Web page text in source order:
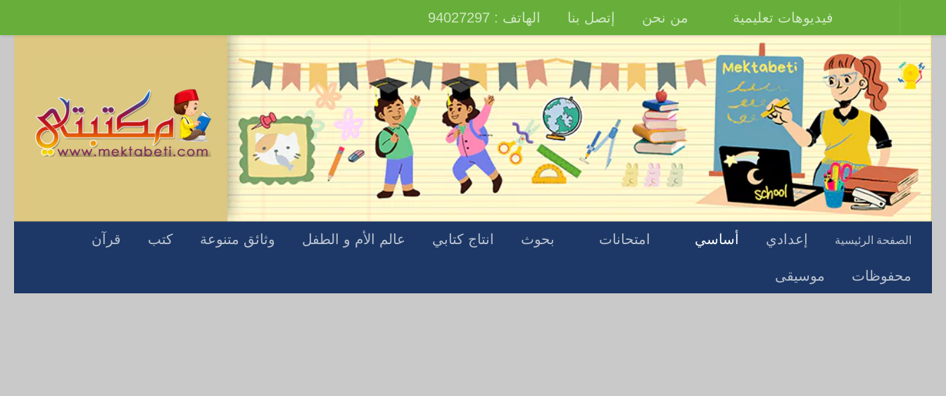
فيديوهات تعليمية من نحن إتصل بنا الهاتف : 94027297
الصفحة الرئيسية إعدادي أساسي امتحانات بحوث انتاج كتابي عالم الأم و الطفل وثائق متنوعة كتب قرآن
محفوظات موسيقى